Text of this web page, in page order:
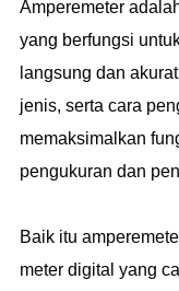
Amperemeter
yang berfungsi
langsung dan
jenis, serta cara
memaksimalkan
pengukuran dan
Baik itu
meter digital yang